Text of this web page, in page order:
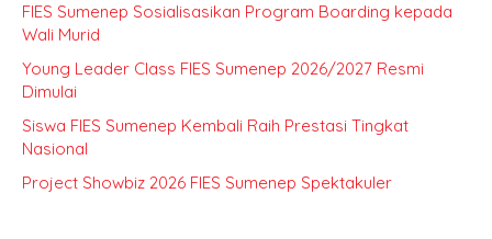
FIES Sumenep Sosialisasikan Program Boarding kepada
Wali Murid
Young Leader Class FIES Sumenep 2026/2027 Resmi
Dimulai
Siswa FIES Sumenep Kembali Raih Prestasi Tingkat
Nasional
Project Showbiz 2026 FIES Sumenep Spektakuler